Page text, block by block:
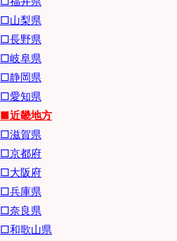
□山梨県
□長野県
□岐阜県
□静岡県
□愛知県
■近畿地方
□滋賀県
□京都府
□大阪府
□兵庫県
□奈良県
□和歌山県